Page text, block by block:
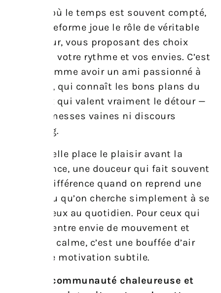
À l’heure où le temps est souvent compté,
cette plateforme joue le rôle de véritable
facilitateur, vous proposant des choix
adaptés à votre rythme et vos envies. C’est
un peu comme avoir un ami passionné à
vos côtés, qui connaît les bons plans du
coin, ceux qui valent vraiment le détour —
sans promesses vaines ni discours
marketing.
En outre, elle place le plaisir avant la
performance, une douceur qui fait souvent
toute la différence quand on reprend une
activité ou qu’on cherche simplement à se
sentir mieux au quotidien. Pour ceux qui
oscillent entre envie de mouvement et
besoin de calme, c’est une bouffée d’air
frais et de motivation subtile.
Enfin, la communauté chaleureuse et